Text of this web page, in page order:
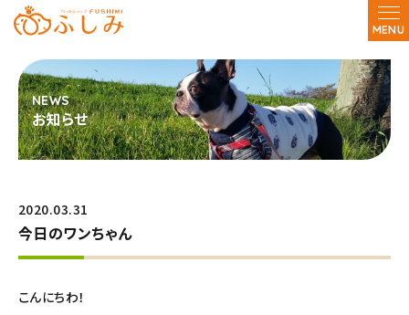
MENU
お知らせ
2020.03.31
今日のワンちゃん
こんにちわ！